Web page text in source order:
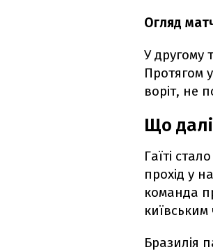
Огляд
У другому
Протягом
воріт, не
Що
Гаїті
прохід у
команда
київським
Бразилія